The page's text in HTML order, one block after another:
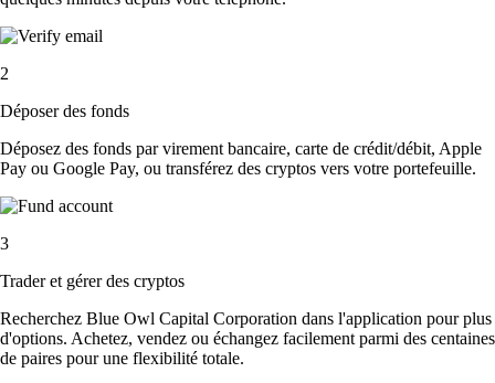
2
Déposer des fonds
Déposez des fonds par virement bancaire, carte de crédit/débit, Apple
Pay ou Google Pay, ou transférez des cryptos vers votre portefeuille.
3
Trader et gérer des cryptos
Recherchez Blue Owl Capital Corporation dans l'application pour plus
d'options. Achetez, vendez ou échangez facilement parmi des centaines
de paires pour une flexibilité totale.